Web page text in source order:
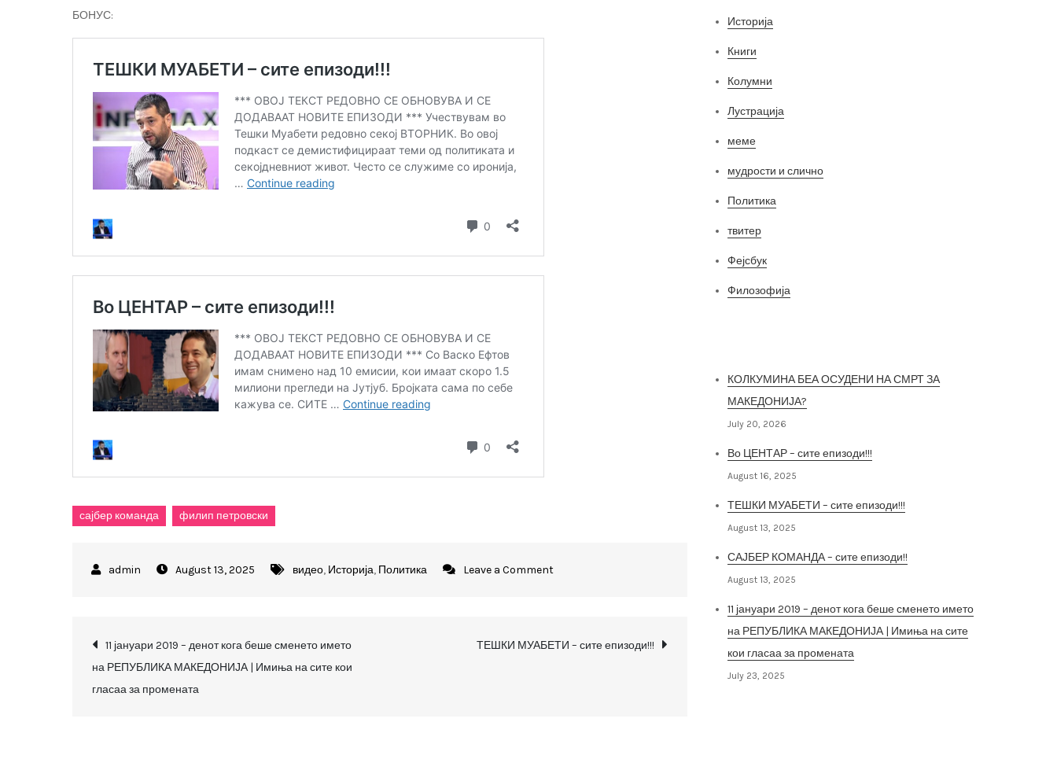
БОНУС:
сајбер команда филип петровски
August 13, 2025 видео, Историја, Политика Leave a Comment
Post
navigation
11 јануари 2019 – денот кога беше сменето името
на РЕПУБЛИКА МАКЕДОНИЈА | Имиња на сите кои
гласаа за промената
ТЕШКИ МУАБЕТИ – сите епизоди!!!
Историја
Книги
Колумни
Лустрација
меме
мудрости и слично
Политика
твитер
Фејсбук
Филозофија
КОЛКУМИНА БЕА ОСУДЕНИ НА СМРТ ЗА
МАКЕДОНИЈА?
July 20, 2026
Во ЦЕНТАР – сите епизоди!!!
August 16, 2025
ТЕШКИ МУАБЕТИ – сите епизоди!!!
August 13, 2025
САЈБЕР КОМАНДА – сите епизоди!!
August 13, 2025
11 јануари 2019 – денот кога беше сменето името
на РЕПУБЛИКА МАКЕДОНИЈА | Имиња на сите
кои гласаа за промената
July 23, 2025